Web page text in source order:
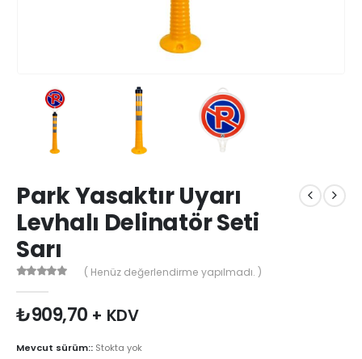
Park Yasaktır Uyarı
Levhalı Delinatör Seti
Sarı
Warning
( Henüz değerlendirme yapılmadı. )
₺909,70 + KDV
Mevcut sürüm:: Stokta yok